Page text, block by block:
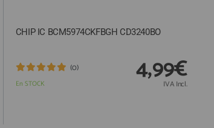
CHIP IC BCM5974CKFBGH CD3240BO
En STOCK
(0) 4,99€
IVA Incl.